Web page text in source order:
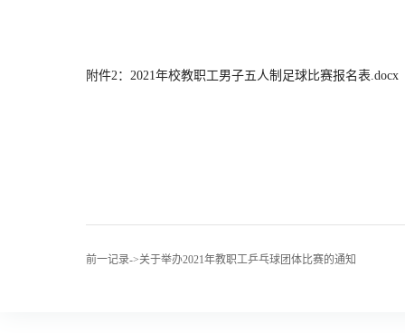
附件2：2021年校教职工男子五人制足球比赛报名表.docx
前一记录->关于举办2021年教职工乒乓球团体比赛的通知